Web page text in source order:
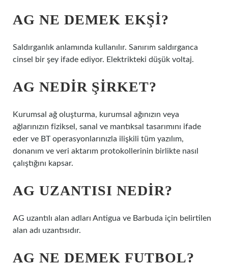
AG NE DEMEK EKŞI?
Saldırganlık anlamında kullanılır. Sanırım saldırganca
cinsel bir şey ifade ediyor. Elektrikteki düşük voltaj.
AG NEDIR ŞIRKET?
Kurumsal ağ oluşturma, kurumsal ağınızın veya
ağlarınızın fiziksel, sanal ve mantıksal tasarımını ifade
eder ve BT operasyonlarınızla ilişkili tüm yazılım,
donanım ve veri aktarım protokollerinin birlikte nasıl
çalıştığını kapsar.
AG UZANTISI NEDIR?
AG uzantılı alan adları Antigua ve Barbuda için belirtilen
alan adı uzantısıdır.
AG NE DEMEK FUTBOL?